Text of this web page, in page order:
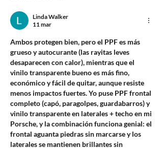
Linda Walker
11 mar
Ambos protegen bien, pero el PPF es más
grueso y autocurante (las rayitas leves
desaparecen con calor), mientras que el
vinilo transparente bueno es más fino,
económico y fácil de quitar, aunque resiste
menos impactos fuertes. Yo puse PPF frontal
completo (capó, paragolpes, guardabarros) y
vinilo transparente en laterales + techo en mi
Porsche, y la combinación funciona genial: el
frontal aguanta piedras sin marcarse y los
laterales se mantienen brillantes sin